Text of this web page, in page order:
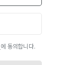
에 동의합니다.